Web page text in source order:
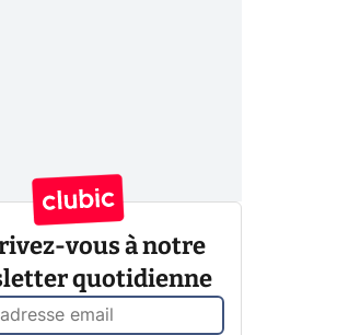
vous à notre
quotidienne